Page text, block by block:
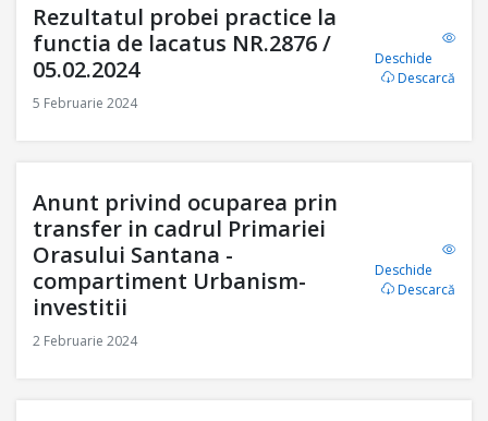
Rezultatul probei practice la
functia de lacatus NR.2876 /
05.02.2024
5 Februarie 2024
Deschide
Descarcă
Anunt privind ocuparea prin
transfer in cadrul Primariei
Orasului Santana -
compartiment Urbanism-
investitii
2 Februarie 2024
Deschide
Descarcă